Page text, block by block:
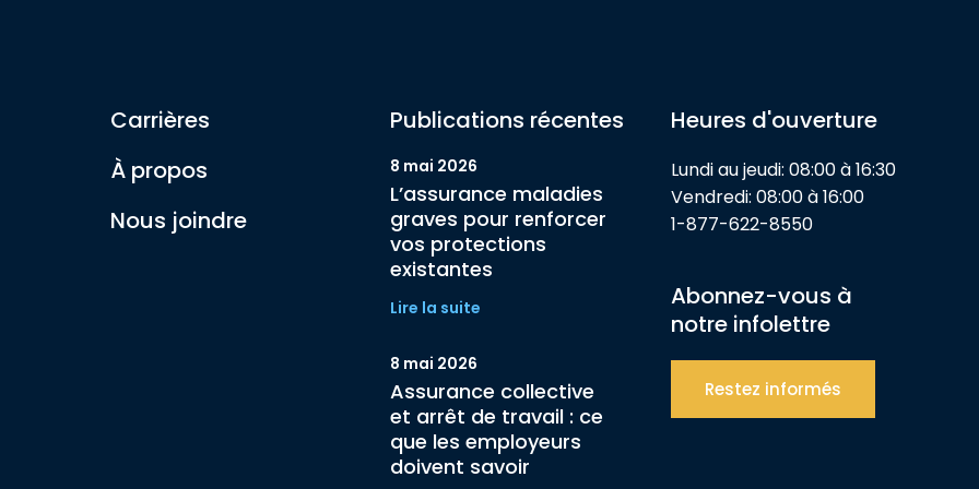
Carrières
À propos
Nous joindre
Publications récentes
8 mai 2026
L’assurance maladies
graves pour renforcer
vos protections
existantes
Lire la suite
8 mai 2026
Assurance collective
et arrêt de travail : ce
que les employeurs
doivent savoir
Heures d'ouverture
Lundi au jeudi: 08:00 à 16:30
Vendredi: 08:00 à 16:00
1-877-622-8550
Abonnez-vous à
notre infolettre
Restez informés